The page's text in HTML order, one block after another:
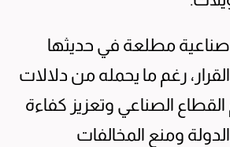
مطلعة في حديثها
القرار، رغم ما يحمله من دلالات
الصناعي وتعزيز كفاءة
ومنع المخالفات